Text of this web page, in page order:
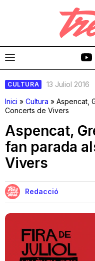
CULTURA
13 Juliol 2016
Inici » Cultura » Aspencat,
Concerts de Vivers
Aspencat,
fan parada
Vivers
Redacció